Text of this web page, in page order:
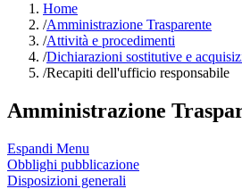
Home
/Amministrazione Trasparente
/Attività e procedimenti
/Dichiarazioni sostitutive e
/Recapiti dell'ufficio responsabile
Amministrazione
Espandi Menu
Obblighi pubblicazione
Disposizioni generali